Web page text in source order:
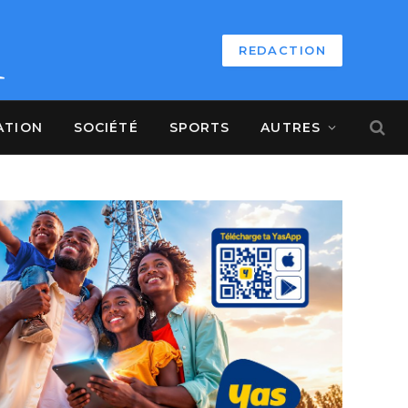
REDACTION
SOCIÉTÉ SPORTS AUTRES